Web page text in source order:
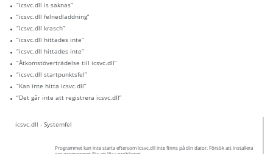
“icsvc.dll is saknas”
“icsvc.dll felnedladdning”
“icsvc.dll krasch”
“icsvc.dll hittades inte”
“icsvc.dll hittades inte”
“Åtkomstöverträdelse till icsvc.dll”
“icsvc.dll startpunktsfel”
“Kan inte hitta icsvc.dll”
“Det går inte att registrera icsvc.dll”
icsvc.dll - Systemfel
Programmet kan inte starta eftersom icsvc.dll inte finns på din dator. Försök att installera